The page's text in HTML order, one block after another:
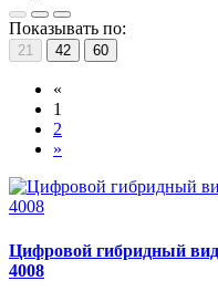
Показывать по:
21 42 60
«
1
2
»
Цифровой гибридный
4008